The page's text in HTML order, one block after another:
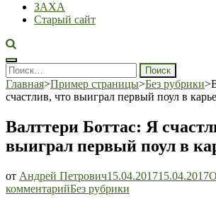
ЗАХА
Старый сайт
Найти:
Главная>Пример страницы>Без рубрики>
счастлив, что выиграл первый поул в
Валттери Боттас: Я
выиграл первый поул в
от Андрей Петрович15.04.201715.04.2017
комментарийВалттери
Без рубрики